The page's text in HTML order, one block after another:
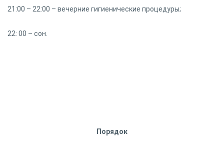
21:00 – 22:00 – вечерние гигиенические процедуры;
22: 00 – сон.
Порядок